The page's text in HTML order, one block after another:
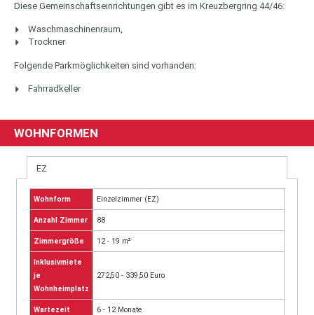
Diese Gemeinschaftseinrichtungen gibt es im Kreuzbergring 44/46:
Waschmaschinenraum,
Trockner
Folgende Parkmöglichkeiten sind vorhanden:
Fahrradkeller
WOHNFORMEN
EZ
Wohnform Einzelzimmer (EZ)
Anzahl Zimmer 88
Zimmergröße 12 - 19 m²
Inklusivmiete
je
Wohnheimplatz
272,50 - 339,50 Euro
Wartezeit 6 - 12 Monate